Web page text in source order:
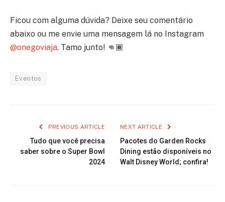
Ficou com alguma dúvida? Deixe seu comentário
abaixo ou me envie uma mensagem lá no Instagram
@onegoviaja. Tamo junto! 👊🏾
Eventos
PREVIOUS ARTICLE
Tudo que você precisa
saber sobre o Super Bowl
2024
NEXT ARTICLE
Pacotes do Garden Rocks
Dining estão disponíveis no
Walt Disney World; confira!